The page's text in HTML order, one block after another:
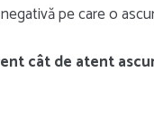
pe care o
cât de atent